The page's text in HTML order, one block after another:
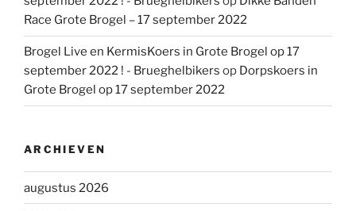
Race Grote Brogel – 17 september 2022
Brogel Live en KermisKoers in Grote Brogel op 17
september 2022 ! - Brueghelbikers op Dorpskoers in
Grote Brogel op 17 september 2022
ARCHIEVEN
augustus 2026